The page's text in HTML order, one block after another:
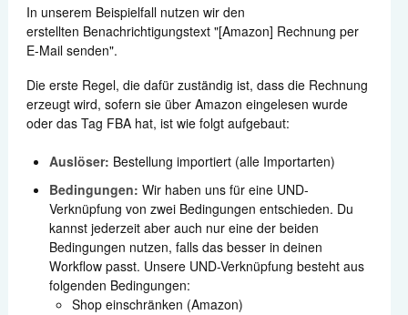
In unserem Beispielfall nutzen wir den
erstellten Benachrichtigungstext "[Amazon] Rechnung per
E-Mail senden".
Die erste Regel, die dafür zuständig ist, dass die Rechnung
erzeugt wird, sofern sie über Amazon eingelesen wurde
oder das Tag FBA hat, ist wie folgt aufgebaut:
Auslöser: Bestellung importiert (alle Importarten)
Bedingungen: Wir haben uns für eine UND-
Verknüpfung von zwei Bedingungen entschieden. Du
kannst jederzeit aber auch nur eine der beiden
Bedingungen nutzen, falls das besser in deinen
Workflow passt. Unsere UND-Verknüpfung besteht aus
folgenden Bedingungen:
Shop einschränken (Amazon)